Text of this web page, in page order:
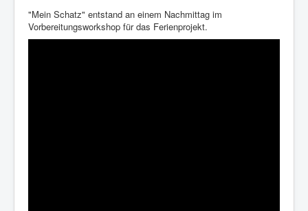
"Mein Schatz" entstand an einem Nachmittag im
Vorbereitungsworkshop für das Ferienprojekt.